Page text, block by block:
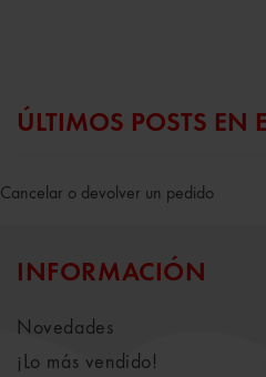
ÚLTIMOS POSTS EN
Cancelar o devolver un pedido
INFORMACIÓN
Novedades
¡Lo más vendido!